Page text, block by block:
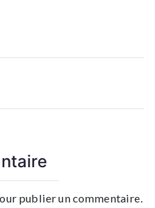
publier un commentaire.